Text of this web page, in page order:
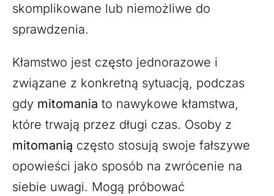
skomplikowane lub niemożliwe do
sprawdzenia.
Kłamstwo jest często jednorazowe i
związane z konkretną sytuacją, podczas
gdy mitomania to nawykowe kłamstwa,
które trwają przez długi czas. Osoby z
mitomanią często stosują swoje fałszywe
opowieści jako sposób na zwrócenie na
siebie uwagi. Mogą próbować